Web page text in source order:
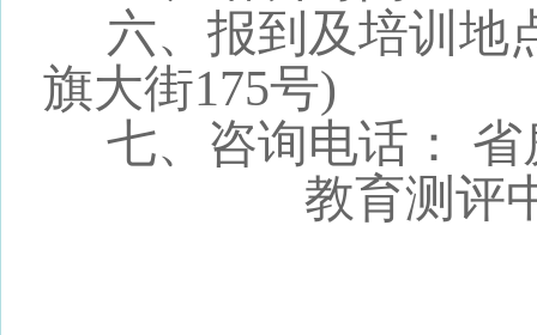
六、报到及培训地
旗大街175号)
七、咨询电话：
教育测评